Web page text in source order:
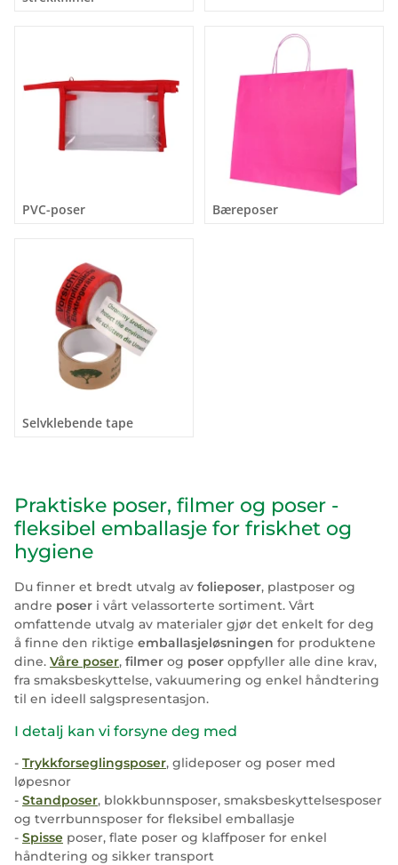
PVC-poser Bæreposer
Selvklebende tape
Praktiske poser, filmer og poser -
fleksibel emballasje for friskhet og
hygiene
Du finner et bredt utvalg av folieposer, plastposer og
andre poser i vårt velassorterte sortiment. Vårt
omfattende utvalg av materialer gjør det enkelt for deg
å finne den riktige emballasjeløsningen for produktene
dine. Våre poser, filmer og poser oppfyller alle dine krav,
fra smaksbeskyttelse, vakuumering og enkel håndtering
til en ideell salgspresentasjon.
I detalj kan vi forsyne deg med
- Trykkforseglingsposer, glideposer og poser med
løpesnor
- Standposer, blokkbunnsposer, smaksbeskyttelsesposer
og tverrbunnsposer for fleksibel emballasje
- Spisse poser, flate poser og klaffposer for enkel
håndtering og sikker transport